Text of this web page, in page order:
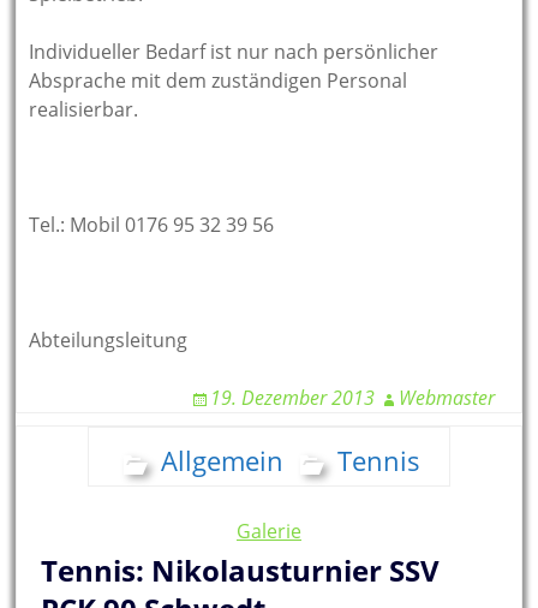
Individueller Bedarf ist nur nach persönlicher
Absprache mit dem zuständigen Personal
realisierbar.
Tel.: Mobil 0176 95 32 39 56
Abteilungsleitung
19. Dezember 2013 Webmaster
Allgemein Tennis
Galerie
Tennis: Nikolausturnier SSV